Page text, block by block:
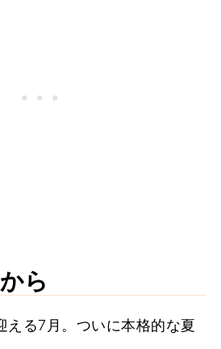
ら
える7月。ついに本格的な夏